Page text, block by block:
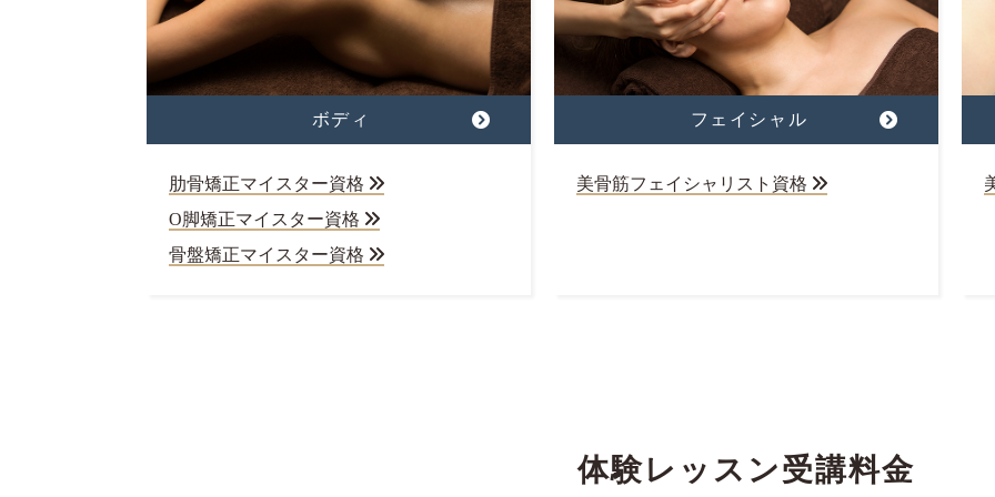
ボディ
肋骨矯正マイスター資格
O脚矯正マイスター資格
骨盤矯正マイスター資格
フェイシャル
美骨筋フェイシャリスト資格
体験レッスン受講料金